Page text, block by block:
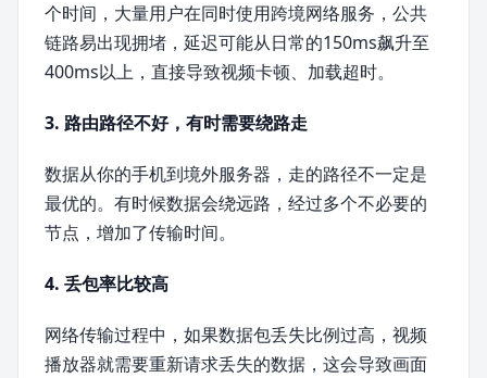
个时间，大量用户在同时使用跨境网络服务，公共
链路易出现拥堵，延迟可能从日常的150ms飙升至
400ms以上，直接导致视频卡顿、加载超时。
3. 路由路径不好，有时需要绕路走
数据从你的手机到境外服务器，走的路径不一定是
最优的。有时候数据会绕远路，经过多个不必要的
节点，增加了传输时间。
4. 丢包率比较高
网络传输过程中，如果数据包丢失比例过高，视频
播放器就需要重新请求丢失的数据，这会导致画面